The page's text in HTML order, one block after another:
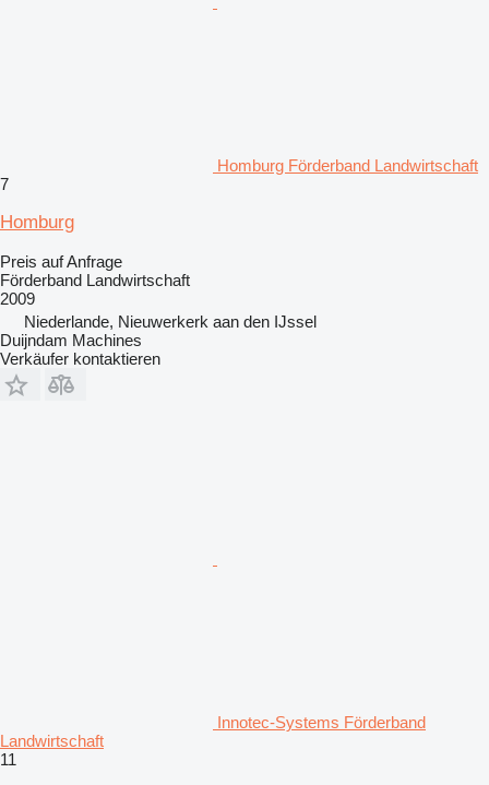
Homburg Förderband Landwirtschaft
7
Homburg
Preis auf Anfrage
Förderband Landwirtschaft
2009
Niederlande, Nieuwerkerk aan den IJssel
Duijndam Machines
Verkäufer kontaktieren
Innotec-Systems Förderband
Landwirtschaft
11